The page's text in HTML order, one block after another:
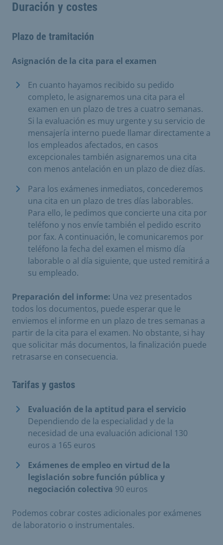
Duración y costes
Plazo de tramitación
Asignación de la cita para el examen
En cuanto hayamos recibido su pedido
completo, le asignaremos una cita para el
examen en un plazo de tres a cuatro semanas.
Si la evaluación es muy urgente y su servicio de
mensajería interno puede llamar directamente a
los empleados afectados, en casos
excepcionales también asignaremos una cita
con menos antelación en un plazo de diez días.
Para los exámenes inmediatos, concederemos
una cita en un plazo de tres días laborables.
Para ello, le pedimos que concierte una cita por
teléfono y nos envíe también el pedido escrito
por fax. A continuación, le comunicaremos por
teléfono la fecha del examen el mismo día
laborable o al día siguiente, que usted remitirá a
su empleado.
Preparación del informe: Una vez presentados
todos los documentos, puede esperar que le
enviemos el informe en un plazo de tres semanas a
partir de la cita para el examen. No obstante, si hay
que solicitar más documentos, la finalización puede
retrasarse en consecuencia.
Tarifas y gastos
Evaluación de la aptitud para el servicio
Dependiendo de la especialidad y de la
necesidad de una evaluación adicional 130
euros a 165 euros
Exámenes de empleo en virtud de la
legislación sobre función pública y
negociación colectiva 90 euros
Podemos cobrar costes adicionales por exámenes
de laboratorio o instrumentales.